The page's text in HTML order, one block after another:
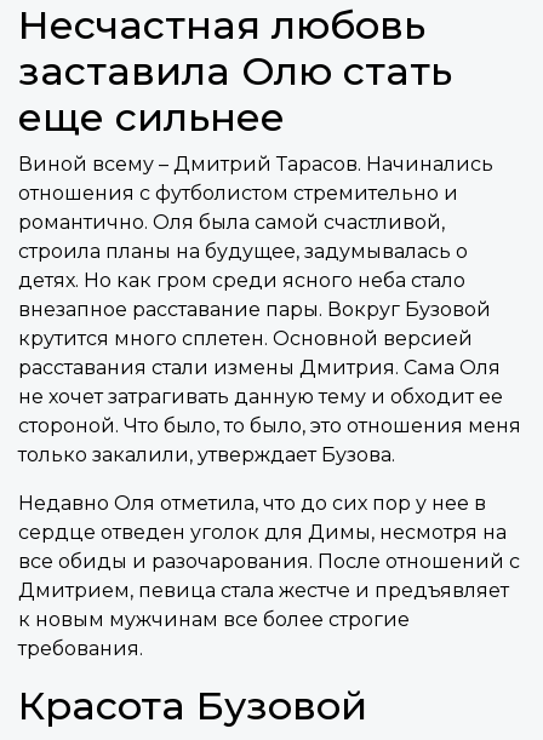
Несчастная любовь
заставила Олю стать
еще сильнее
Виной всему – Дмитрий Тарасов. Начинались
отношения с футболистом стремительно и
романтично. Оля была самой счастливой,
строила планы на будущее, задумывалась о
детях. Но как гром среди ясного неба стало
внезапное расставание пары. Вокруг Бузовой
крутится много сплетен. Основной версией
расставания стали измены Дмитрия. Сама Оля
не хочет затрагивать данную тему и обходит ее
стороной. Что было, то было, это отношения меня
только закалили, утверждает Бузова.
Недавно Оля отметила, что до сих пор у нее в
сердце отведен уголок для Димы, несмотря на
все обиды и разочарования. После отношений с
Дмитрием, певица стала жестче и предъявляет
к новым мужчинам все более строгие
требования.
Красота Бузовой